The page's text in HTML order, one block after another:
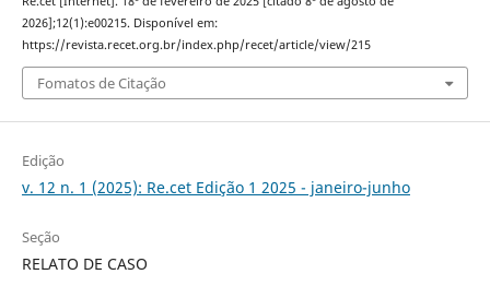
2026];12(1):e00215. Disponível em:
https://revista.recet.org.br/index.php/recet/article/view/215
Fomatos de Citação
Edição
v. 12 n. 1 (2025): Re.cet Edição 1 2025 - janeiro-junho
Seção
RELATO DE CASO